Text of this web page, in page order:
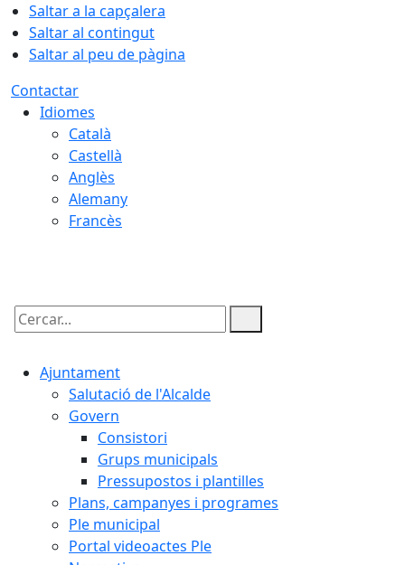
Saltar a la capçalera
Saltar al contingut
Saltar al peu de pàgina
Contactar
Idiomes
Català
Castellà
Anglès
Alemany
Francès
Cercar:
Ajuntament
Salutació de l'Alcalde
Govern
Consistori
Grups municipals
Pressupostos i plantilles
Plans, campanyes i programes
Ple municipal
Portal videoactes Ple